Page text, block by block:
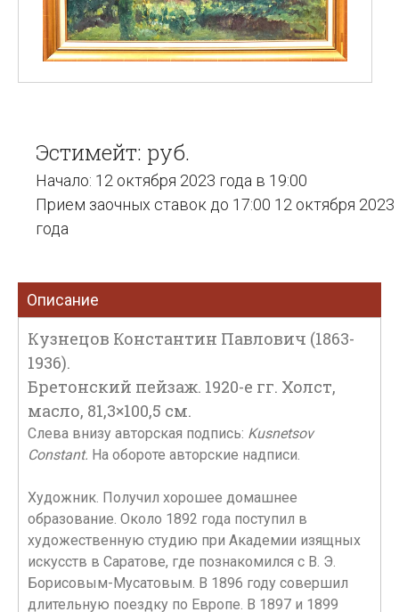
Эстимейт: руб.
Начало: 12 октября 2023 года в 19:00
Прием заочных ставок до 17:00 12 октября 2023
года
Описание
Кузнецов Константин Павлович (1863-
1936).
Бретонский пейзаж. 1920-е гг. Холст,
масло, 81,3×100,5 см.
Слева внизу авторская подпись: Kusnetsov
Constant. На обороте авторские надписи.
Художник. Получил хорошее домашнее
образование. Около 1892 года поступил в
художественную студию при Академии изящных
искусств в Саратове, где познакомился с В. Э.
Борисовым-Мусатовым. В 1896 году совершил
длительную поездку по Европе. В 1897 и 1899